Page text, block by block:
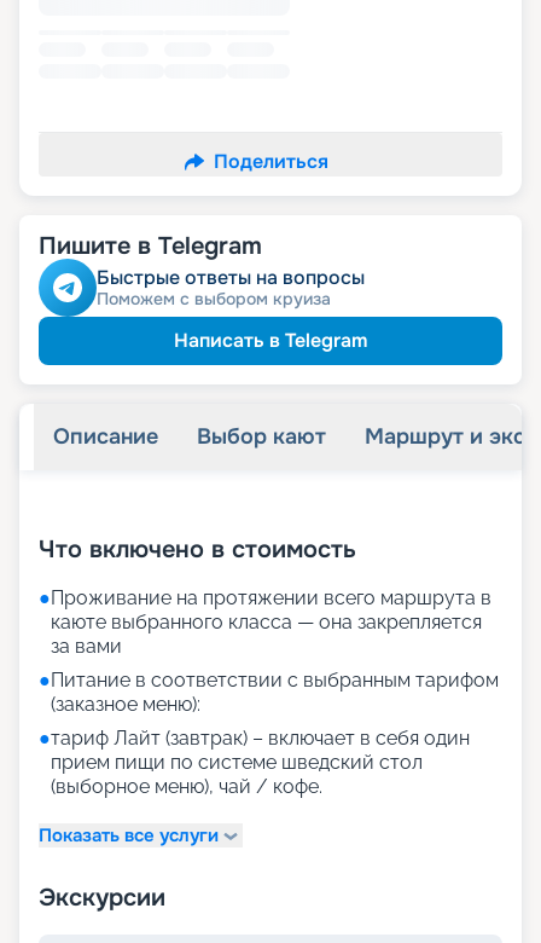
Поделиться
Пишите в Telegram
Быстрые ответы на вопросы
Поможем с выбором круиза
Написать в Telegram
Описание Выбор кают Маршрут и
Что включено в стоимость
●Проживание на протяжении всего маршрута в
каюте выбранного класса — она закрепляется
за вами
●Питание в соответствии с выбранным тарифом
(заказное меню):
●тариф Лайт (завтрак) – включает в себя один
прием пищи по системе шведский стол
(выборное меню), чай / кофе.
Показать все услуги
Экскурсии